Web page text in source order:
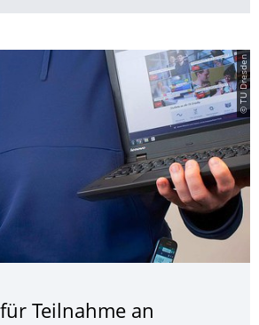
© TU Dresden
Teilnahme an